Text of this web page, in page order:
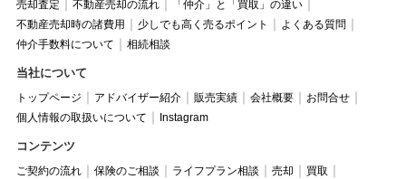
売却査定 不動産売却の流れ
「仲介」と「買取」の違い
不動産売却時の諸費用
少しでも高く売るポイント
よくある質問
仲介手数料について
相続相談
当社について
トップページ アドバイザー紹介 販売実績 会社概要
お問合せ
個人情報の取扱いについて
Instagram
コンテンツ
ご契約の流れ 保険のご相談 ライフプラン相談 売却
買取